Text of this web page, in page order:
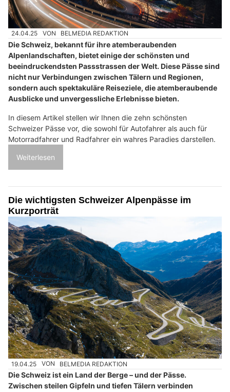
24.04.25 VON BELMEDIA REDAKTION
Die Schweiz, bekannt für ihre atemberaubenden
Alpenlandschaften, bietet einige der schönsten und
beeindruckendsten Passstrassen der Welt. Diese Pässe sind
nicht nur Verbindungen zwischen Tälern und Regionen,
sondern auch spektakuläre Reiseziele, die atemberaubende
Ausblicke und unvergessliche Erlebnisse bieten.
In diesem Artikel stellen wir Ihnen die zehn schönsten
Schweizer Pässe vor, die sowohl für Autofahrer als auch für
Motorradfahrer und Radfahrer ein wahres Paradies darstellen.
Weiterlesen
Die wichtigsten Schweizer Alpenpässe im
Kurzporträt
19.04.25 VON BELMEDIA REDAKTION
Die Schweiz ist ein Land der Berge – und der Pässe.
Zwischen steilen Gipfeln und tiefen Tälern verbinden